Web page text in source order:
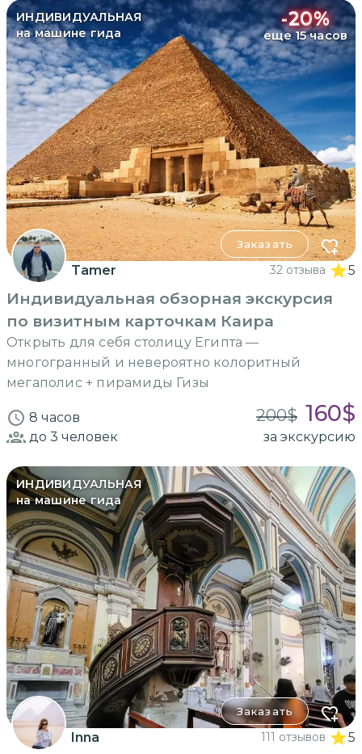
ИНДИВИДУАЛЬНАЯ
на машине гида
-20%
еще 15 часов
Заказать
Tamer 32 отзыва 5
Индивидуальная обзорная экскурсия
по визитным карточкам Каира
Открыть для себя столицу Египта —
многогранный и невероятно колоритный
мегаполис + пирамиды Гизы
8 часов 200$ 160$
до 3 человек за экскурсию
ИНДИВИДУАЛЬНАЯ
на машине гида
Заказать
Inna 111 отзывов 5